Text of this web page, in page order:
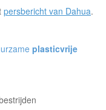
persbericht van Dahua.
plasticvrije